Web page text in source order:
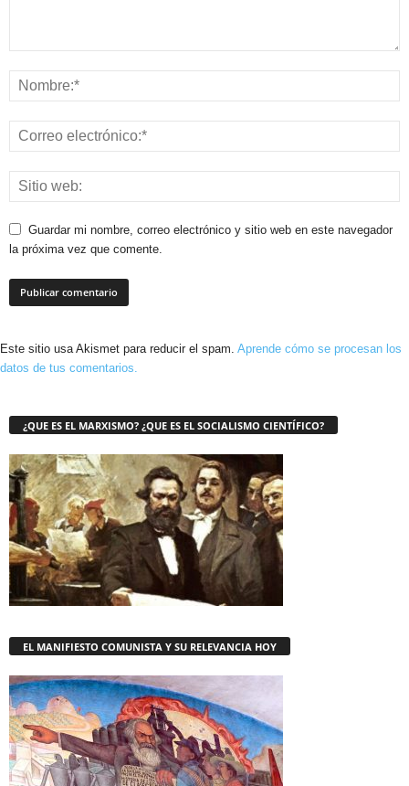
Guardar mi nombre, correo electrónico y sitio web en este navegador
la próxima vez que comente.
Este sitio usa Akismet para reducir el spam. Aprende cómo se procesan los
datos de tus comentarios.
¿QUE ES EL MARXISMO? ¿QUE ES EL SOCIALISMO CIENTÍFICO?
EL MANIFIESTO COMUNISTA Y SU RELEVANCIA HOY